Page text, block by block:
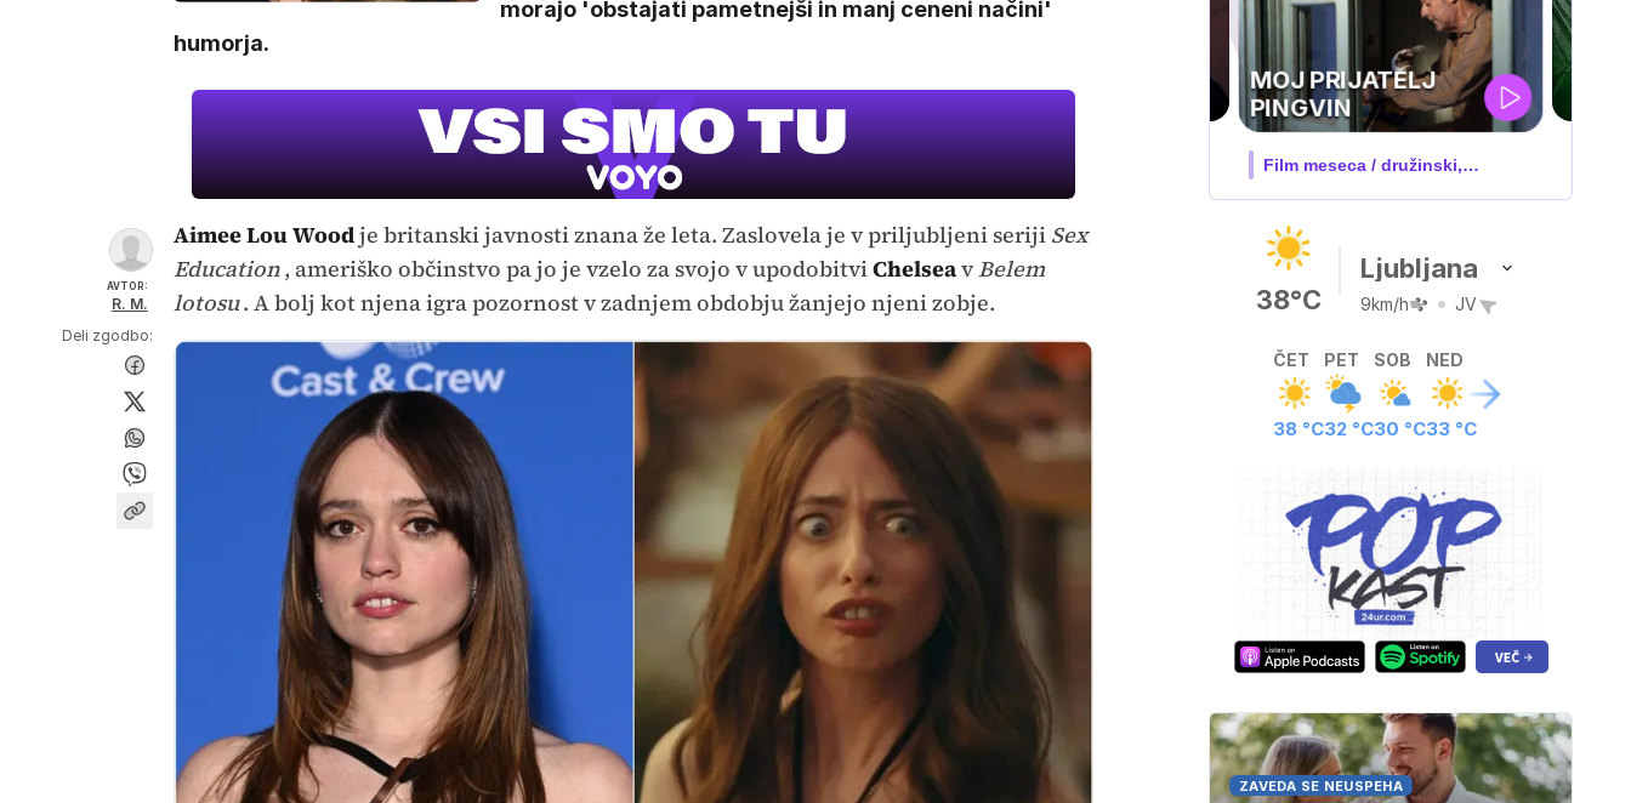
morajo 'obstajati pametnejši in manj ceneni načini'
humorja.
AVTOR:
R. M.
Deli zgodbo:
Aimee Lou Woodje britanski javnosti znana že leta. Zaslovela je v priljubljeni seriji Sex
Education, ameriško občinstvo pa jo je vzelo za svojo v upodobitviChelseavBelem
lotosu. A bolj kot njena igra pozornost v zadnjem obdobju žanjejo njeni zobje.
ZUFFA BOXING 10
V živo na VOYO: sobota ob
38°C
Ljubljana
9km/h JV
ČET
38 °C
PET
32 °C
SOB
30 °C
NED
33 °C
ZAVEDA SE NEUSPEHA